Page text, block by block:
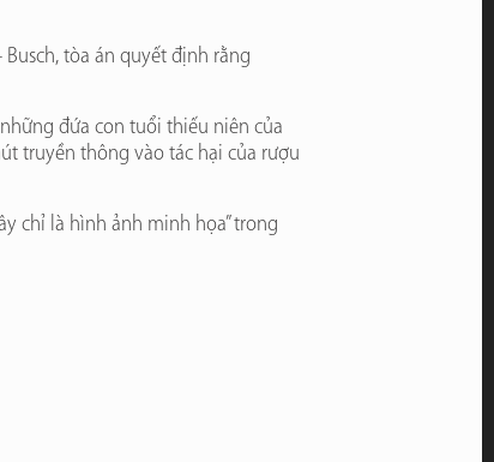
tòa án quyết định rằng
đứa con tuổi thiếu niên của
truyền thông vào tác hại của rượu
chỉ là hình ảnh minh họa” trong